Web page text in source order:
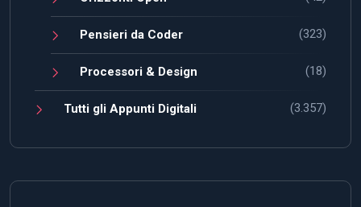
Pensieri da Coder (323)
Processori & Design (18)
Tutti gli Appunti Digitali (3.357)